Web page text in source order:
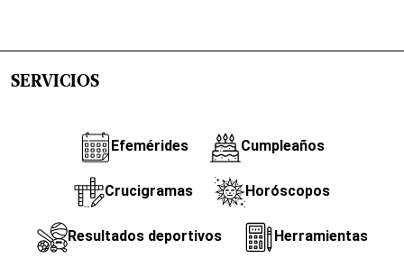
SERVICIOS
Efemérides Cumpleaños
Crucigramas Horóscopos
Resultados deportivos Herramientas